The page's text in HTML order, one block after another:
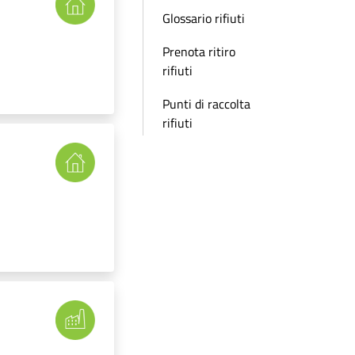
Glossario rifiuti
Prenota ritiro
rifiuti
Punti di raccolta
rifiuti